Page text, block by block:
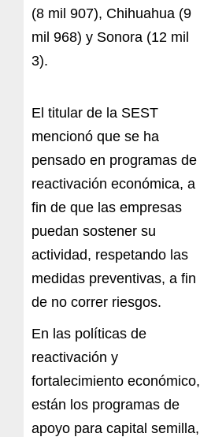
(8 mil 907), Chihuahua (9
mil 968) y Sonora (12 mil
3).
El titular de la SEST
mencionó que se ha
pensado en programas de
reactivación económica, a
fin de que las empresas
puedan sostener su
actividad, respetando las
medidas preventivas, a fin
de no correr riesgos.
En las políticas de
reactivación y
fortalecimiento económico,
están los programas de
apoyo para capital semilla,